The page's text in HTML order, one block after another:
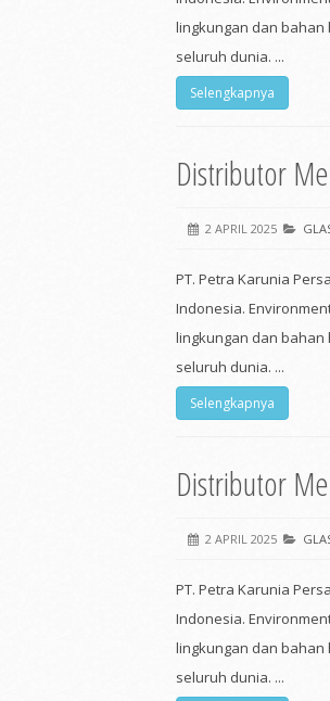
lingkungan dan
seluruh dunia. ...
Selengkapnya
Distributor
2 APRIL 2025
PT. Petra Karunia
Indonesia.
lingkungan dan
seluruh dunia. ...
Selengkapnya
Distributor
2 APRIL 2025
PT. Petra Karunia
Indonesia.
lingkungan dan
seluruh dunia. ...